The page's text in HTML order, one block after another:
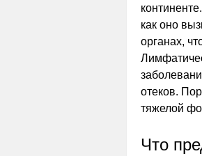
как оно
органах,
отеков.
тяжелой
Что